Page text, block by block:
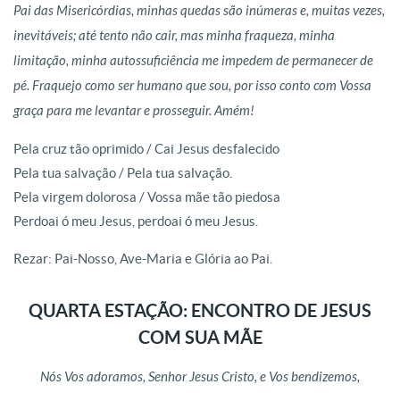
Pai das Misericórdias, minhas quedas são inúmeras e, muitas vezes,
inevitáveis; até tento não cair, mas minha fraqueza, minha
limitação, minha autossuficiência me impedem de permanecer de
pé. Fraquejo como ser humano que sou, por isso conto com Vossa
graça para me levantar e prosseguir. Amém!
Pela cruz tão oprimido / Cai Jesus desfalecido
Pela tua salvação / Pela tua salvação.
Pela virgem dolorosa / Vossa mãe tão piedosa
Perdoai ó meu Jesus, perdoai ó meu Jesus.
Rezar: Pai-Nosso, Ave-Maria e Glória ao Pai.
QUARTA ESTAÇÃO: ENCONTRO DE JESUS
COM SUA MÃE
Nós Vos adoramos, Senhor Jesus Cristo, e Vos bendizemos,